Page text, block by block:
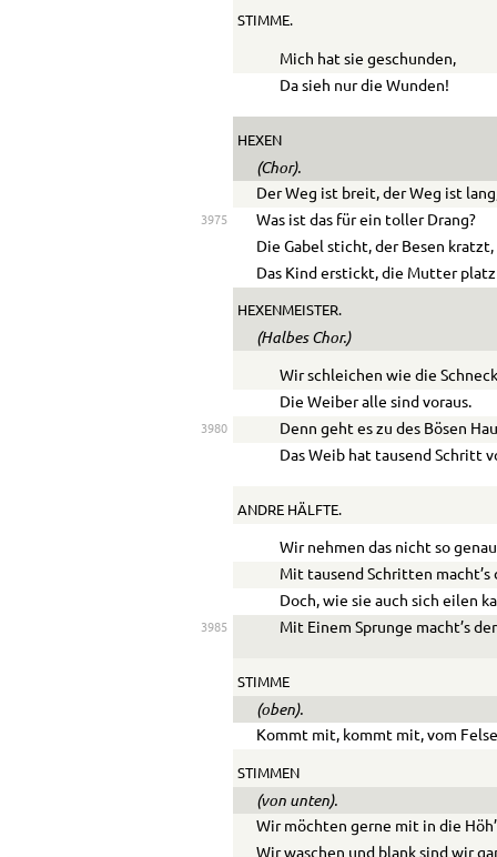
STIMME.
Mich hat sie geschunden,
Da sieh nur die Wunden!
HEXEN
(Chor).
Der Weg ist breit, der Weg ist
3975
Was ist das für ein toller Drang?
Die Gabel sticht, der Besen kratzt,
Das Kind erstickt, die Mutter
HEXENMEISTER.
(Halbes Chor.)
Wir schleichen wie die
Die Weiber alle sind voraus.
3980
Denn geht es zu des Bösen
Das Weib hat tausend Schritt
ANDRE HÄLFTE.
Wir nehmen das nicht so
Mit tausend Schritten macht’s
Doch, wie sie auch sich eilen
3985 Mit Einem Sprunge macht’s
STIMME
(oben).
Kommt mit, kommt mit, vom
STIMMEN
(von unten).
Wir möchten gerne mit in die
Wir waschen und blank sind wir